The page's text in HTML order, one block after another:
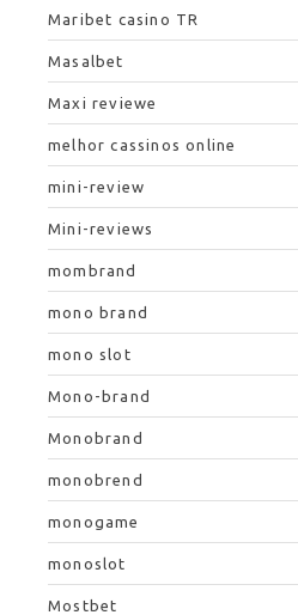
Maribet casino TR
Masalbet
Maxi reviewe
melhor cassinos online
mini-review
Mini-reviews
mombrand
mono brand
mono slot
Mono-brand
Monobrand
monobrend
monogame
monoslot
Mostbet